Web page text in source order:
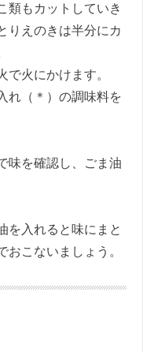
類もカットしていき
りえのきは半分にカ
火にかけます。
れ（＊）の調味料を
味を確認し、ごま油
を入れると味にまと
おこないましょう。